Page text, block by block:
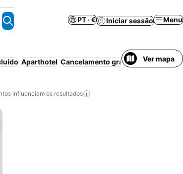
PT · € Iniciar sessão Menu
Aparthotel Cancelamento gratuito Casa/
Ver mapa
influenciam os resultados
aos favoritos